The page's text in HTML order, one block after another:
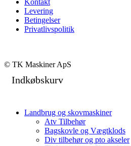
Kontakt
Levering
Betingelser
Privatlivspolitik
© TK Maskiner ApS
Indkøbskurv
Landbrug og skovmaskiner
Atv Tilbehør
Bagskovle og Vægtklods
Div tilbehør og pto akseler